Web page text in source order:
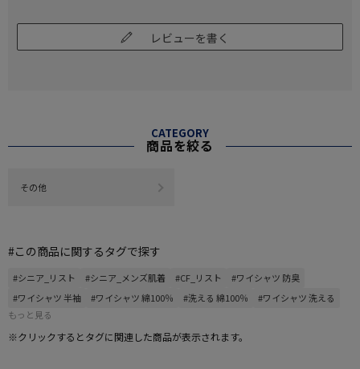
レビューを書く
CATEGORY
商品を絞る
その他
#この商品に関するタグで探す
#シニア_リスト #シニア_メンズ肌着 #CF_リスト
#ワイシャツ 防臭
#ワイシャツ 半袖
#ワイシャツ 綿100％ #洗える 綿100％
#ワイシャツ 洗える
もっと見る
※クリックするとタグに関連した商品が表示されます。